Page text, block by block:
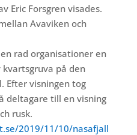
Eric Forsgren visades.
Avaviken och
rad organisationer en
på den
Efter visningen tog
deltagare till en visning
rusk.
2019/11/10/nasafjall